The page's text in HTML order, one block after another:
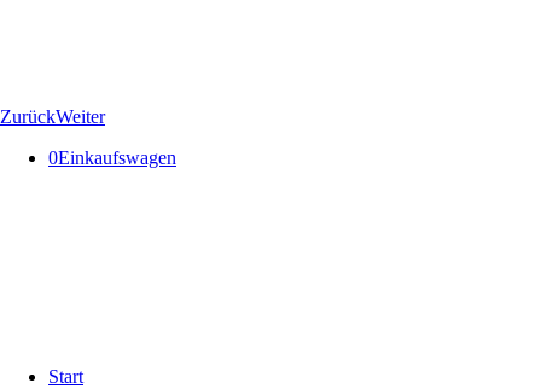
ZurückWeiter
0Einkaufswagen
Start